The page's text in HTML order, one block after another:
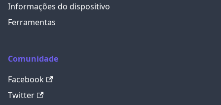
Informações do dispositivo
Ferramentas
Comunidade
Facebook
Twitter